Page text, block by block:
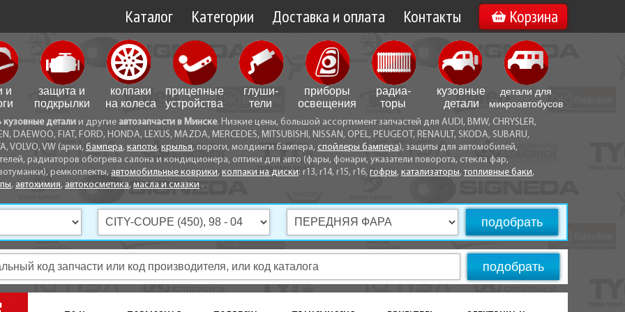
Каталог Категории Доставка и оплата
Доставка по Минску
Доставка по Беларуси
Самовывоз
Способы оплаты
Контакты
Вакансии
Корзина
и
защита и
подкрылки
колпаки
на колеса
прицепные
устройства
глуши­
тели
приборы
освещения
радиа­
торы
кузовные
детали
детали для
микро­автобусов
кузовные детали и другие автозапчасти в Минске. Низкие цены, большой ассортимент запчастей для AUDI, BMW, CHRYSLER,
DAEWOO, FIAT, FORD, HONDA, LEXUS, MAZDA, MERCEDES, MITSUBISHI, NISSAN, OPEL, PEUGEOT, RENAULT, SKODA, SUBARU,
VOLVO, VW (арки, бампера, капоты, крылья, пороги, молдинги бампера, спойлеры бампера), защиты для автомобилей,
радиаторов обогрева салона и кондиционера, оптики для авто (фары, фонари, указатели поворота, стекла фар,
ремкоплекты, автомобильные коврики, колпаки на диски: r13, r14, r15, r16, гофры, катализаторы,топливные баки,
, автохимия, автокосметика, масла и смазки .